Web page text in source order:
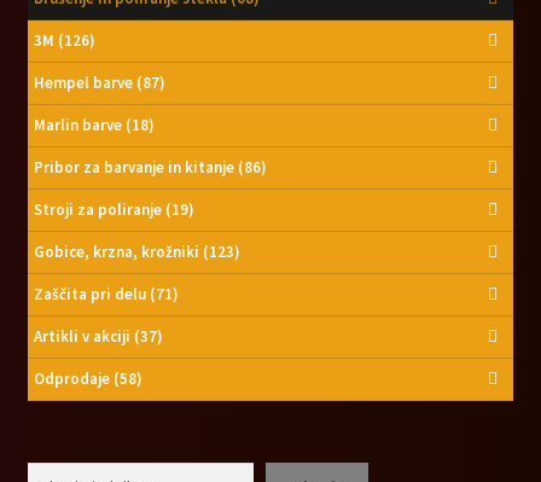
3M (126)
Hempel barve (87)
Marlin barve (18)
Pribor za barvanje in kitanje (86)
Stroji za poliranje (19)
Gobice, krzna, krožniki (123)
Zaščita pri delu (71)
Artikli v akciji (37)
Odprodaje (58)